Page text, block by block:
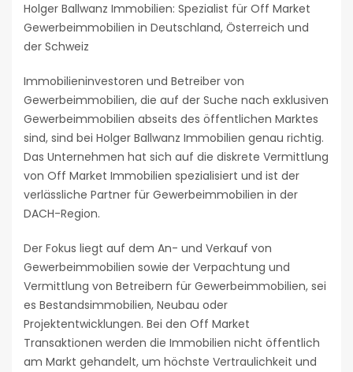
Holger Ballwanz Immobilien: Spezialist für Off Market
Gewerbeimmobilien in Deutschland, Österreich und
der Schweiz
Immobilieninvestoren und Betreiber von
Gewerbeimmobilien, die auf der Suche nach exklusiven
Gewerbeimmobilien abseits des öffentlichen Marktes
sind, sind bei Holger Ballwanz Immobilien genau richtig.
Das Unternehmen hat sich auf die diskrete Vermittlung
von Off Market Immobilien spezialisiert und ist der
verlässliche Partner für Gewerbeimmobilien in der
DACH-Region.
Der Fokus liegt auf dem An- und Verkauf von
Gewerbeimmobilien sowie der Verpachtung und
Vermittlung von Betreibern für Gewerbeimmobilien, sei
es Bestandsimmobilien, Neubau oder
Projektentwicklungen. Bei den Off Market
Transaktionen werden die Immobilien nicht öffentlich
am Markt gehandelt, um höchste Vertraulichkeit und